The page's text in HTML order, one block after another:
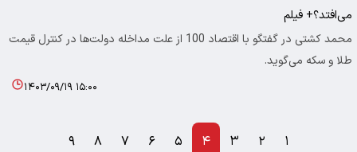
می‌افتد؟+ فیلم
محمد کشتی در گفتگو با اقتصاد 100 از علت مداخله دولت‌ها در کنترل قیمت
طلا و سکه می‌گوید.
۱۴۰۳/۰۹/۱۹ ۱۵:۰۰
۱ ۲ ۳ ۴ ۵ ۶ ۷ ۸ ۹